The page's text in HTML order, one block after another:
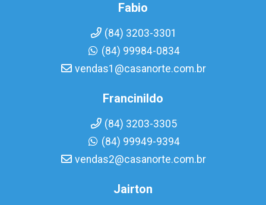
Fabio
(84) 3203-3301
(84) 99984-0834
vendas1@casanorte.com.br
Francinildo
(84) 3203-3305
(84) 99949-9394
vendas2@casanorte.com.br
Jairton